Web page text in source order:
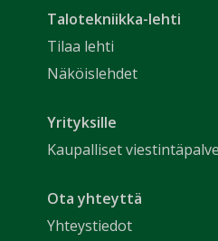
Talotekniikka-lehti
Tilaa lehti
Näköislehdet
Yrityksille
Kaupalliset
Ota yhteyttä
Yhteystiedot